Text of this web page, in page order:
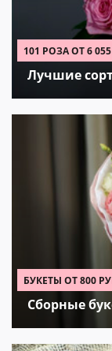
101 РОЗА ОТ 6
Лучшие
БУКЕТЫ ОТ 800
Сборные